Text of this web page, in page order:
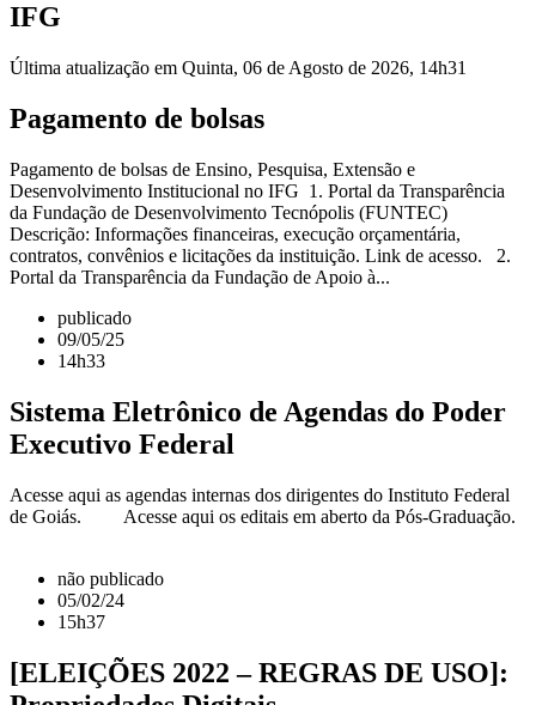
IFG
Última atualização em Quinta, 06 de Agosto de 2026, 14h31
Pagamento de bolsas
Pagamento de bolsas de Ensino, Pesquisa, Extensão e
Desenvolvimento Institucional no IFG 1. Portal da Transparência
da Fundação de Desenvolvimento Tecnópolis (FUNTEC)
Descrição: Informações financeiras, execução orçamentária,
contratos, convênios e licitações da instituição. Link de acesso. 2.
Portal da Transparência da Fundação de Apoio à...
publicado
09/05/25
14h33
Sistema Eletrônico de Agendas do Poder
Executivo Federal
Acesse aqui as agendas internas dos dirigentes do Instituto Federal
de Goiás. Acesse aqui os editais em aberto da Pós-Graduação.
não publicado
05/02/24
15h37
[ELEIÇÕES 2022 – REGRAS DE USO]: